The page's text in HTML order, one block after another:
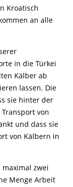
Kroatisch
an alle
in die Türkei
Kälber ab
lassen. Die
sie hinter der
von
und dass sie
von Kälbern in
zwei
Menge Arbeit